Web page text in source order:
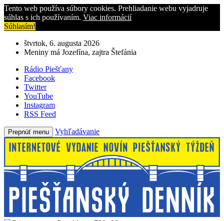
Tento web používa súbory cookies. Prehliadanie webu vyjadruje
súhlas s ich používaním. Viac informácií
Súhlasím!
štvrtok, 6. augusta 2026
Meniny má Jozefína, zajtra Štefánia
Rádio Piešťany
Facebook
Twitter
YouTube
Instagram
RSS Feed
Prepnúť menu Vyhľadávanie